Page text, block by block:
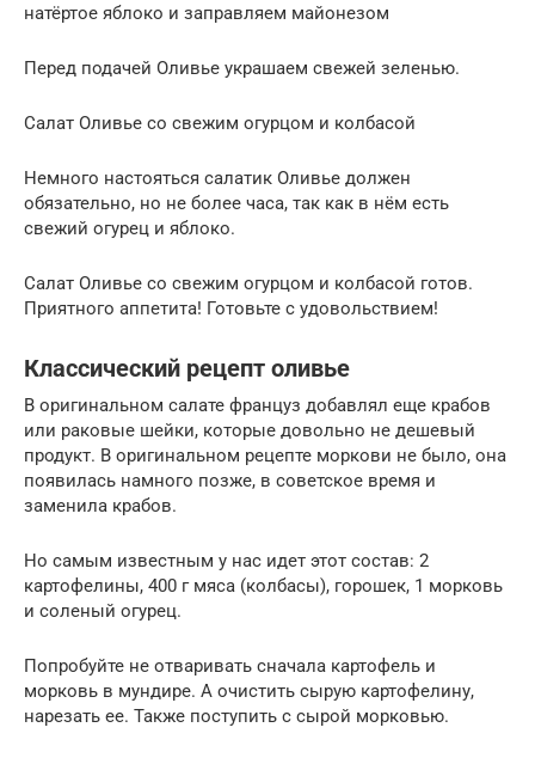
натёртое яблоко и заправляем майонезом
Перед подачей Оливье украшаем свежей зеленью.
Салат Оливье со свежим огурцом и колбасой
Немного настояться салатик Оливье должен
обязательно, но не более часа, так как в нём есть
свежий огурец и яблоко.
Салат Оливье со свежим огурцом и колбасой готов.
Приятного аппетита! Готовьте с удовольствием!
Классический рецепт оливье
В оригинальном салате француз добавлял еще крабов
или раковые шейки, которые довольно не дешевый
продукт. В оригинальном рецепте моркови не было, она
появилась намного позже, в советское время и
заменила крабов.
Но самым известным у нас идет этот состав: 2
картофелины, 400 г мяса (колбасы), горошек, 1 морковь
и соленый огурец.
Попробуйте не отваривать сначала картофель и
морковь в мундире. А очистить сырую картофелину,
нарезать ее. Также поступить с сырой морковью.